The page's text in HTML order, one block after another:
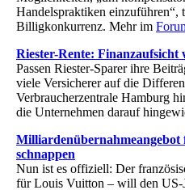
Handelspraktiken
Billigkonkurrenz. Mehr im
Riester-Rente: Finanzaufsicht
Passen Riester-Sparer ihre
viele Versicherer auf die
Verbraucherzentrale Hamburg
die Unternehmen darauf
schnappen
Nun ist es offiziell: Der
für Louis Vuitton – will den